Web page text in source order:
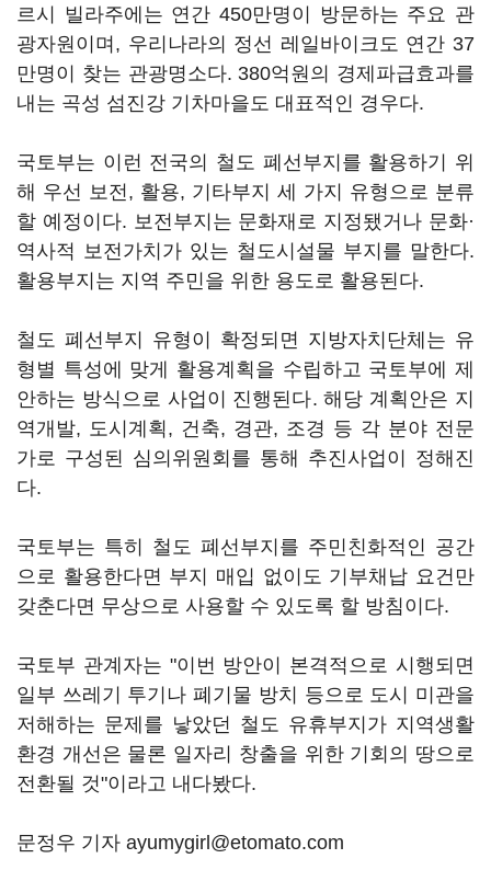
르시 빌라주에는 연간 450만명이 방문하는 주요 관
광자원이며, 우리나라의 정선 레일바이크도 연간 37
만명이 찾는 관광명소다. 380억원의 경제파급효과를
내는 곡성 섬진강 기차마을도 대표적인 경우다.
국토부는 이런 전국의 철도 폐선부지를 활용하기 위
해 우선 보전, 활용, 기타부지 세 가지 유형으로 분류
할 예정이다. 보전부지는 문화재로 지정됐거나 문화·
역사적 보전가치가 있는 철도시설물 부지를 말한다.
활용부지는 지역 주민을 위한 용도로 활용된다.
철도 폐선부지 유형이 확정되면 지방자치단체는 유
형별 특성에 맞게 활용계획을 수립하고 국토부에 제
안하는 방식으로 사업이 진행된다. 해당 계획안은 지
역개발, 도시계획, 건축, 경관, 조경 등 각 분야 전문
가로 구성된 심의위원회를 통해 추진사업이 정해진
다.
국토부는 특히 철도 폐선부지를 주민친화적인 공간
으로 활용한다면 부지 매입 없이도 기부채납 요건만
갖춘다면 무상으로 사용할 수 있도록 할 방침이다.
국토부 관계자는 "이번 방안이 본격적으로 시행되면
일부 쓰레기 투기나 폐기물 방치 등으로 도시 미관을
저해하는 문제를 낳았던 철도 유휴부지가 지역생활
환경 개선은 물론 일자리 창출을 위한 기회의 땅으로
전환될 것"이라고 내다봤다.
문정우 기자 ayumygirl@etomato.com